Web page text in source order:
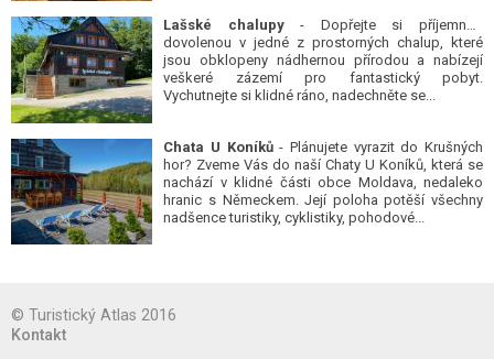
Lašské chalupy- Dopřejte si příjemnou
dovolenou v jedné z prostorných chalup, které
jsou obklopeny nádhernou přírodou a nabízejí
veškeré zázemí pro fantastický pobyt.
Vychutnejte si klidné ráno, nadechněte se...
Chata U Koníků- Plánujete vyrazit do Krušných
hor? Zveme Vás do naší Chaty U Koníků, která se
nachází v klidné části obce Moldava, nedaleko
hranic s Německem. Její poloha potěší všechny
nadšence turistiky, cyklistiky, pohodové...
© Turistický Atlas 2016
Kontakt